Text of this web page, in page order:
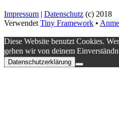
Impressum | Datenschutz (c) 2018
Verwendet Tiny Framework •
Diese Website benutzt Cookies.
gehen wir von deinem
Datenschutzerklärung